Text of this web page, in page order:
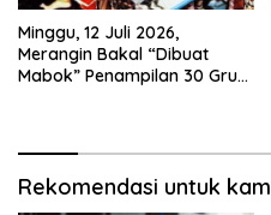
Minggu, 12 Juli 2026,
Merangin Bakal “Dibuat
Mabok” Penampilan 30 Grup
Rekomendasi untuk